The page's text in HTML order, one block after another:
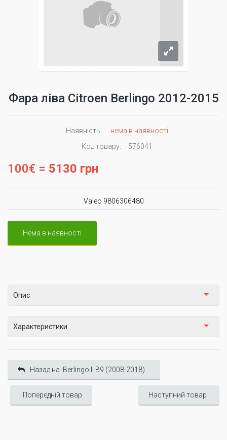
Фара ліва Citroen Berlingo 2012-2015
Наявність:
нема в наявності
Код товару:
576041
100€ = 5130 грн
Valeo 9806306480
Нема в наявності
Опис
Характеристики
Назад на :Berlingo II B9 (2008-2018)
Попередній товар Наступний товар